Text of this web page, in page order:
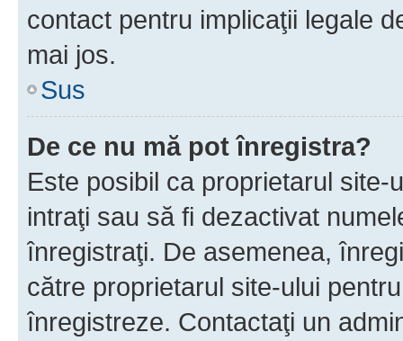
contact pentru implicaţii legale
mai jos.
Sus
De ce nu mă pot înregistra?
Este posibil ca proprietarul
intraţi sau să fi dezactivat
înregistraţi. De asemenea,
către proprietarul site-ului
înregistreze. Contactaţi un